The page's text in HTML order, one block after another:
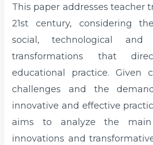
This paper addresses teacher
21st century, considering
social, technological and
transformations that
educational practice. Given
challenges and the
innovative and effective
aims to analyze the main
innovations and